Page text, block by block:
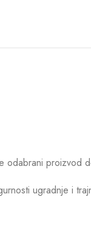
odabrani proizvod
ugradnje i